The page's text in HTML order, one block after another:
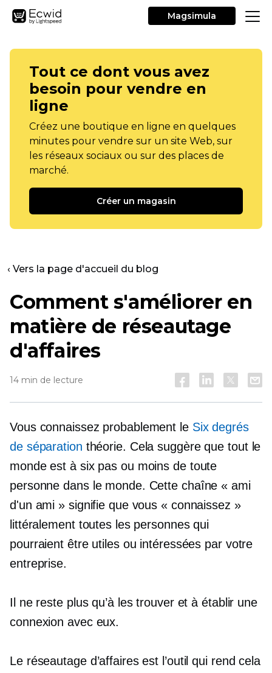
Magsimula
Tout ce dont vous avez
besoin pour vendre en
ligne
Créez une boutique en ligne en quelques
minutes pour vendre sur un site Web, sur
les réseaux sociaux ou sur des places de
marché.
Créer un magasin
‹ Vers la page d'accueil du blog
Comment s'améliorer en
matière de réseautage
d'affaires
14 min de lecture
Vous connaissez probablement le Six degrés
de séparation théorie. Cela suggère que tout le
monde est à six pas ou moins de toute
personne dans le monde. Cette chaîne « ami
d'un ami » signifie que vous « connaissez »
littéralement toutes les personnes qui
pourraient être utiles ou intéressées par votre
entreprise.
Il ne reste plus qu’à les trouver et à établir une
connexion avec eux.
Le réseautage d’affaires est l’outil qui rend cela